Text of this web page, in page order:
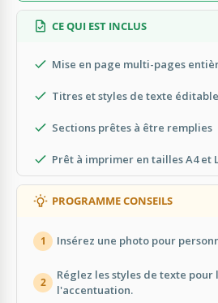
CE QUI EST INCLUS
Mise en page multi-pages
Titres et styles de texte
Sections prêtes à être remplies
Prêt à imprimer en tailles A4 et
PROGRAMME CONSEILS
1 Insérez une photo pour
2
Réglez les styles de texte
l'accentuation.